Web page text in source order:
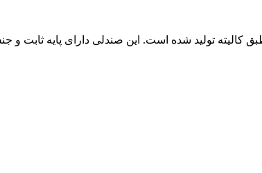
تولید شده است. این صندلی دارای پایه ثابت و